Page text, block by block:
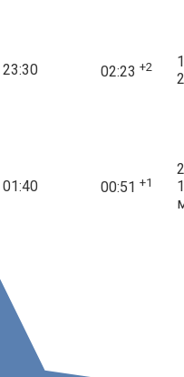
23:30 02:23 +2
01:40 00:51 +1